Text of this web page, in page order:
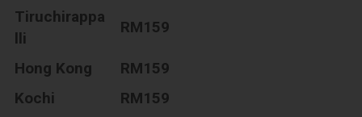
Tiruchirappa
lli
RM159
Hong Kong
RM159
Kochi
RM159